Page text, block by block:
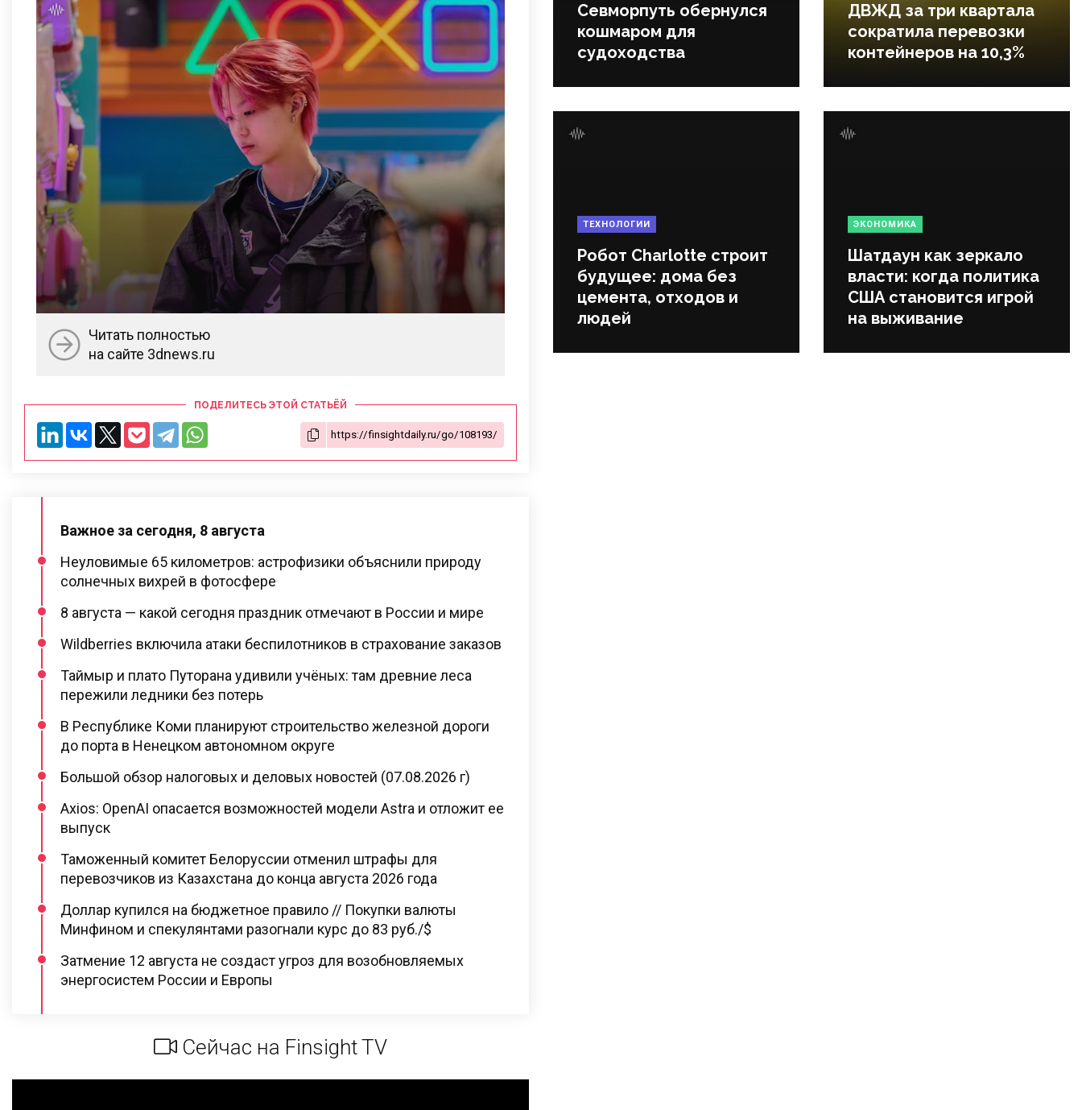
Читать полностью
на сайте 3dnews.ru
ПОДЕЛИТЕСЬ ЭТОЙ СТАТЬЁЙ
Важное за сегодня, 8 августа
Неуловимые 65 километров: астрофизики объяснили природу
солнечных вихрей в фотосфере
8 августа — какой сегодня праздник отмечают в России и мире
Wildberries включила атаки беспилотников в страхование заказов
Таймыр и плато Путорана удивили учёных: там древние леса
пережили ледники без потерь
В Республике Коми планируют строительство железной дороги
до порта в Ненецком автономном округе
Большой обзор налоговых и деловых новостей (07.08.2026 г)
Axios: OpenAI опасается возможностей модели Astra и отложит ее
выпуск
Таможенный комитет Белоруссии отменил штрафы для
перевозчиков из Казахстана до конца августа 2026 года
Доллар купился на бюджетное правило // Покупки валюты
Минфином и спекулянтами разогнали курс до 83 руб./$
Затмение 12 августа не создаст угроз для возобновляемых
энергосистем России и Европы
Сейчас на Finsight TV
Севморпуть обернулся
кошмаром для
судоходства
ДВЖД за три квартала
сократила перевозки
контейнеров на 10,3%
ТЕХНОЛОГИИ
Робот Charlotte строит
будущее: дома без
цемента, отходов и
людей
ЭКОНОМИКА
Шатдаун как зеркало
власти: когда политика
США становится игрой
на выживание